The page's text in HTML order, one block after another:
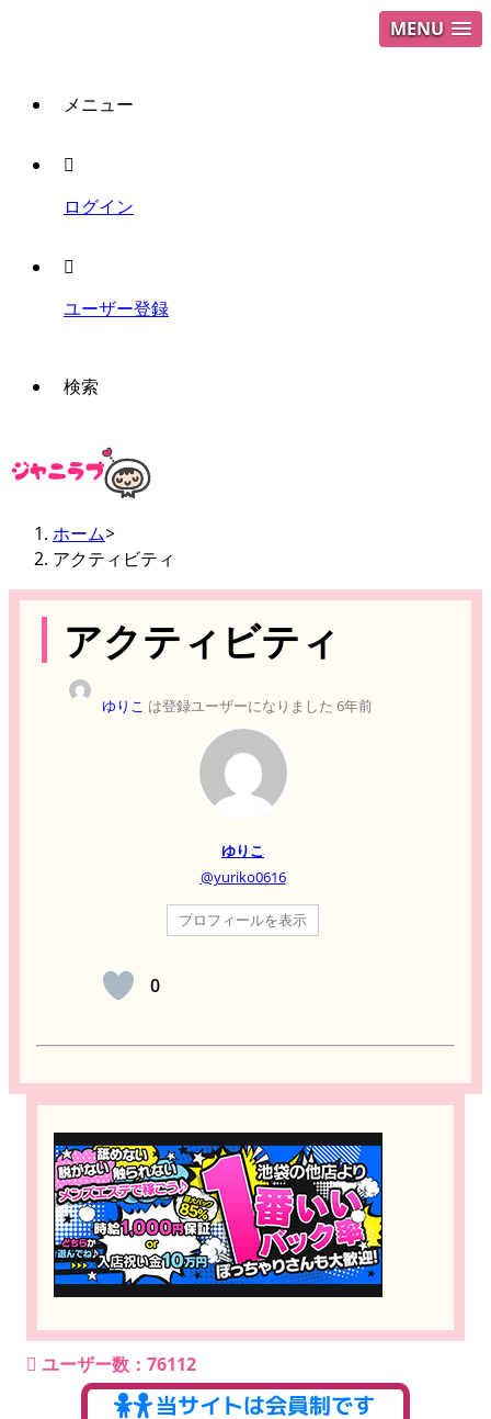
MENU
メニュー
ログイン
ユーザー登録
検索
ホーム>
アクティビティ
アクティビティ
ゆりこ は登録ユーザーになりました 6年前
ゆりこ
@yuriko0616
プロフィールを表示
0
ユーザー数：76112